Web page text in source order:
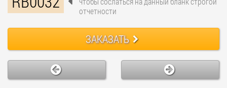
отчетности
ЗАКАЗАТЬ